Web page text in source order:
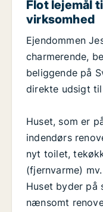
Flot lejemål
virksomhed
Ejendommen
charmerende,
beliggende på
direkte udsigt til
Huset, som er
indendørs
nyt toilet,
(fjernvarme) mv.
Huset byder på
nænsomt